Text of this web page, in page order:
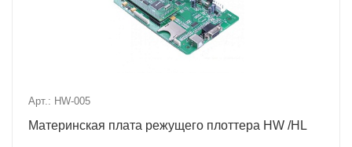
Арт.: HW-005
Материнская плата режущего плоттера HW /HL